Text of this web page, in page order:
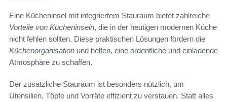
Eine Kücheninsel mit integriertem Stauraum bietet zahlreiche
Vorteile von Kücheninseln, die in der heutigen modernen Küche
nicht fehlen sollten. Diese praktischen Lösungen fördern die
Küchenorganisation und helfen, eine ordentliche und einladende
Atmosphäre zu schaffen.
Der zusätzliche Stauraum ist besonders nützlich, um
Utensilien, Töpfe und Vorräte effizient zu verstauen. Statt alles